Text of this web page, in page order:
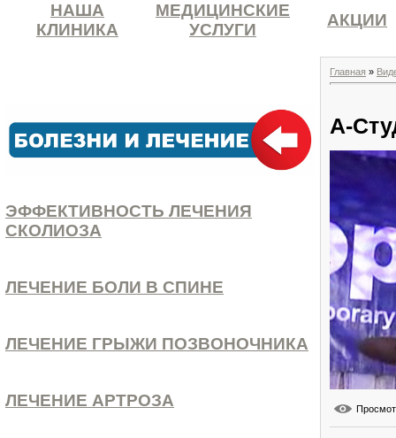
НАША
КЛИНИКА
МЕДИЦИНСКИЕ
УСЛУГИ
АКЦИИ
ЭФФЕКТИВНОСТЬ ЛЕЧЕНИЯ
СКОЛИОЗА
ЛЕЧЕНИЕ БОЛИ В СПИНЕ
ЛЕЧЕНИЕ ГРЫЖИ ПОЗВОНОЧНИКА
ЛЕЧЕНИЕ АРТРОЗА
Главная »
А-